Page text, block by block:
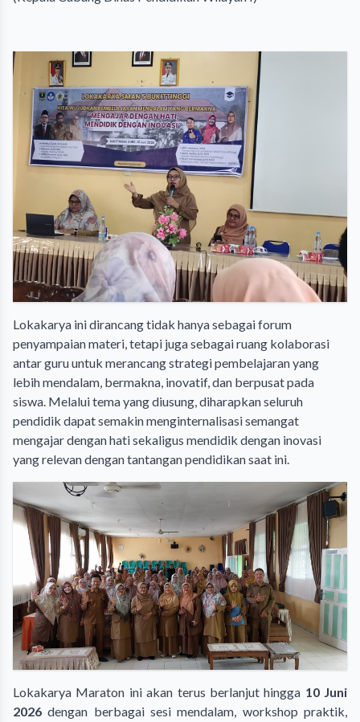
Lokakarya ini dirancang tidak hanya sebagai forum
penyampaian materi, tetapi juga sebagai ruang kolaborasi
antar guru untuk merancang strategi pembelajaran yang
lebih mendalam, bermakna, inovatif, dan berpusat pada
siswa. Melalui tema yang diusung, diharapkan seluruh
pendidik dapat semakin menginternalisasi semangat
mengajar dengan hati sekaligus mendidik dengan inovasi
yang relevan dengan tantangan pendidikan saat ini.
Lokakarya Maraton ini akan terus berlanjut hingga 10 Juni
2026 dengan berbagai sesi mendalam, workshop praktik,